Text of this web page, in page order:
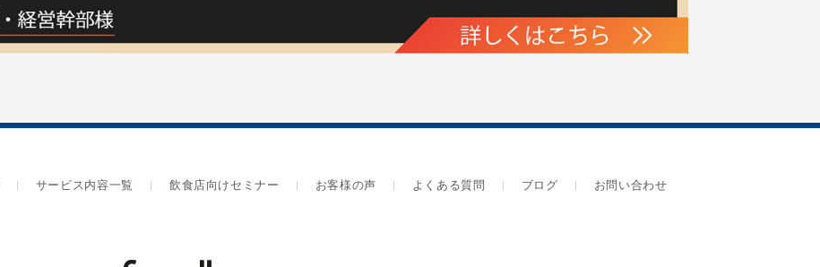
サービス内容一覧 飲食店向けセミナー お客様の声 よくある質問 ブログ お問い合わせ